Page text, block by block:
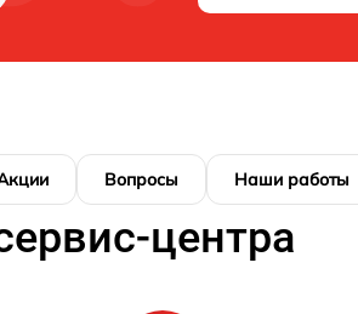
Вопросы Наши работы
центра